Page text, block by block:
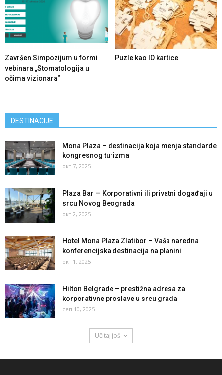
Završen Simpozijum u formi
vebinara „Stomatologija u
očima vizionara“
Puzle kao ID kartice
DESTINACIJE
Mona Plaza – destinacija koja menja standarde
kongresnog turizma
окт 7, 2025
Plaza Bar — Korporativni ili privatni događaji u
srcu Novog Beograda
окт 2, 2025
Hotel Mona Plaza Zlatibor – Vaša naredna
konferencijska destinacija na planini
окт 1, 2025
Hilton Belgrade – prestižna adresa za
korporativne proslave u srcu grada
сеп 10, 2025
Učitaj još